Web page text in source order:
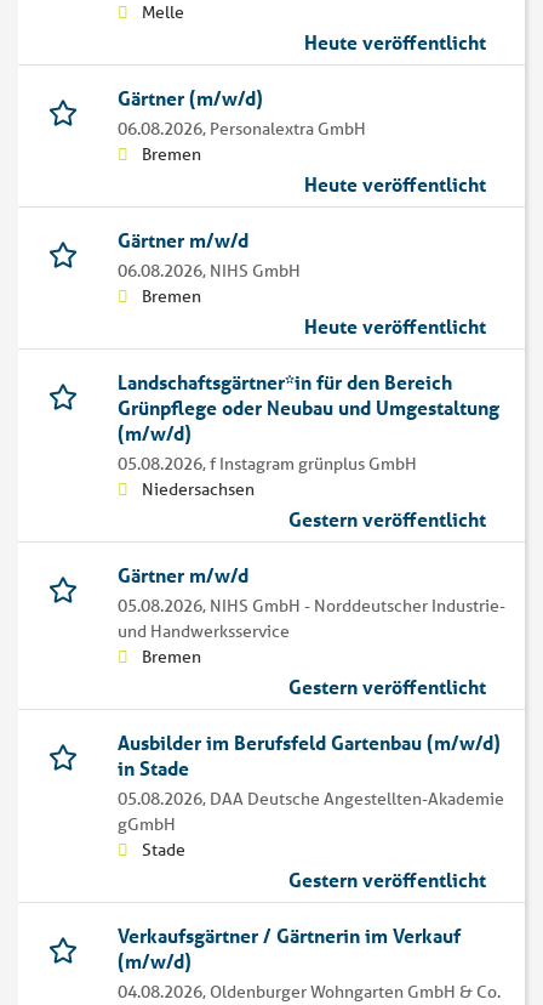
Melle
Heute veröffentlicht
Gärtner (m/w/d)
06.08.2026, Personalextra GmbH
Bremen
Heute veröffentlicht
Gärtner m/w/d
06.08.2026, NIHS GmbH
Bremen
Heute veröffentlicht
Landschaftsgärtner*in für den Bereich
Grünpflege oder Neubau und Umgestaltung
(m/w/d)
05.08.2026,f Instagram grünplus GmbH
Niedersachsen
Gestern veröffentlicht
Gärtner m/w/d
05.08.2026, NIHS GmbH - Norddeutscher Industrie-
und Handwerksservice
Bremen
Gestern veröffentlicht
Ausbilder im Berufsfeld Gartenbau (m/w/d)
in Stade
05.08.2026, DAA Deutsche Angestellten-Akademie
gGmbH
Stade
Gestern veröffentlicht
Verkaufsgärtner / Gärtnerin im Verkauf
(m/w/d)
04.08.2026, Oldenburger Wohngarten GmbH & Co.